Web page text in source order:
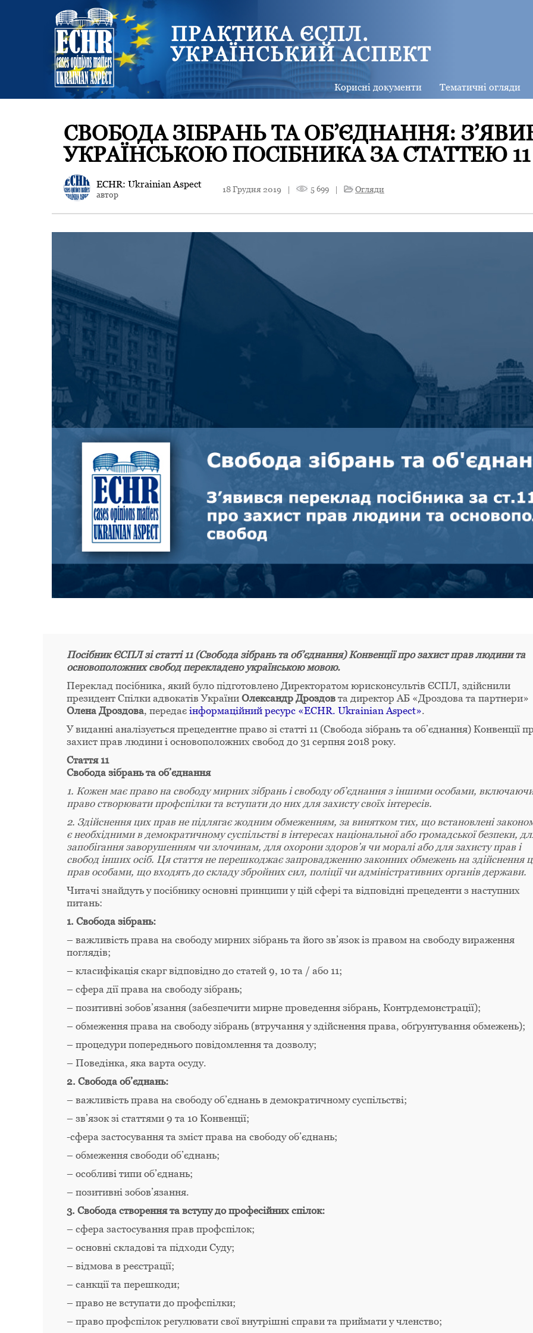
ПРАКТИКА ЄСПЛ.
УКРАЇНСЬКИЙ АСПЕКТ
Корисні документи Тематичні огляди
СВОБОДА ЗІБРАНЬ ТА ОБ’ЄДНАННЯ:
УКРАЇНСЬКОЮ ПОСІБНИКА ЗА СТАТТЕЮ
ECHR: Ukrainian Aspect
автор
18 Грудня 2019 | 5 699 | Огляди
Посібник ЄСПЛ зі статті 11 (Свобода зібрань та об’єднання) Конвенції про захист прав людини та
основоположних свобод перекладено українською мовою.
Переклад посібника, який було підготовлено Директоратом юрисконсультів ЄСПЛ, здійснили
президент Спілки адвокатів України Олександр Дроздов та директор АБ «Дроздова та партнери»
Олена Дроздова, передає інформаційний ресурс «ECHR. Ukrainian Aspect».
У виданні аналізується прецедентне право зі статті 11 (Свобода зібрань та об’єднання) Конвенції
захист прав людини і основоположних свобод до 31 серпня 2018 року.
Стаття 11
Свобода зібрань та об’єднання
1. Кожен має право на свободу мирних зібрань і свободу об’єднання з іншими особами,
право створювати профспілки та вступати до них для захисту своїх інтересів.
2. Здійснення цих прав не підлягає жодним обмеженням, за винятком тих, що встановлені
є необхідними в демократичному суспільстві в інтересах національної або громадської безпеки,
запобігання заворушенням чи злочинам, для охорони здоров’я чи моралі або для захисту прав і
свобод інших осіб. Ця стаття не перешкоджає запровадженню законних обмежень на здійснення
прав особами, що входять до складу збройних сил, поліції чи адміністративних органів держави.
Читачі знайдуть у посібнику основні принципи у цій сфері та відповідні прецеденти з наступних
питань:
1. Свобода зібрань:
– важливість права на свободу мирних зібрань та його зв’язок із правом на свободу вираження
поглядів;
– класифікація скарг відповідно до статей 9, 10 та / або 11;
– сфера дії права на свободу зібрань;
– позитивні зобов’язання (забезпечити мирне проведення зібрань, Контрдемонстрації);
– обмеження права на свободу зібрань (втручання у здійснення права, обґрунтування обмежень);
– процедури попереднього повідомлення та дозволу;
– Поведінка, яка варта осуду.
2. Свобода об’єднань:
– важливість права на свободу об’єднань в демократичному суспільстві;
– зв’язок зі статтями 9 та 10 Конвенції;
-сфера застосування та зміст права на свободу об’єднань;
– обмеження свободи об’єднань;
– особливі типи об’єднань;
– позитивні зобов’язання.
3. Свобода створення та вступу до професійних спілок:
– сфера застосування прав профспілок;
– основні складові та підходи Суду;
– відмова в реєстрації;
– санкції та перешкоди;
– право не вступати до профспілки;
– право профспілок регулювати свої внутрішні справи та приймати у членство;